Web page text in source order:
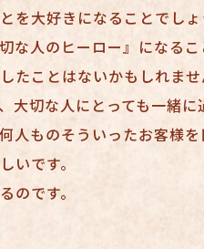
を大好きになることでしょ
な人のヒーロー』になるこ
たことはないかもしれま
大切な人にとっても一緒
人ものそういったお客様を
いです。
のです。